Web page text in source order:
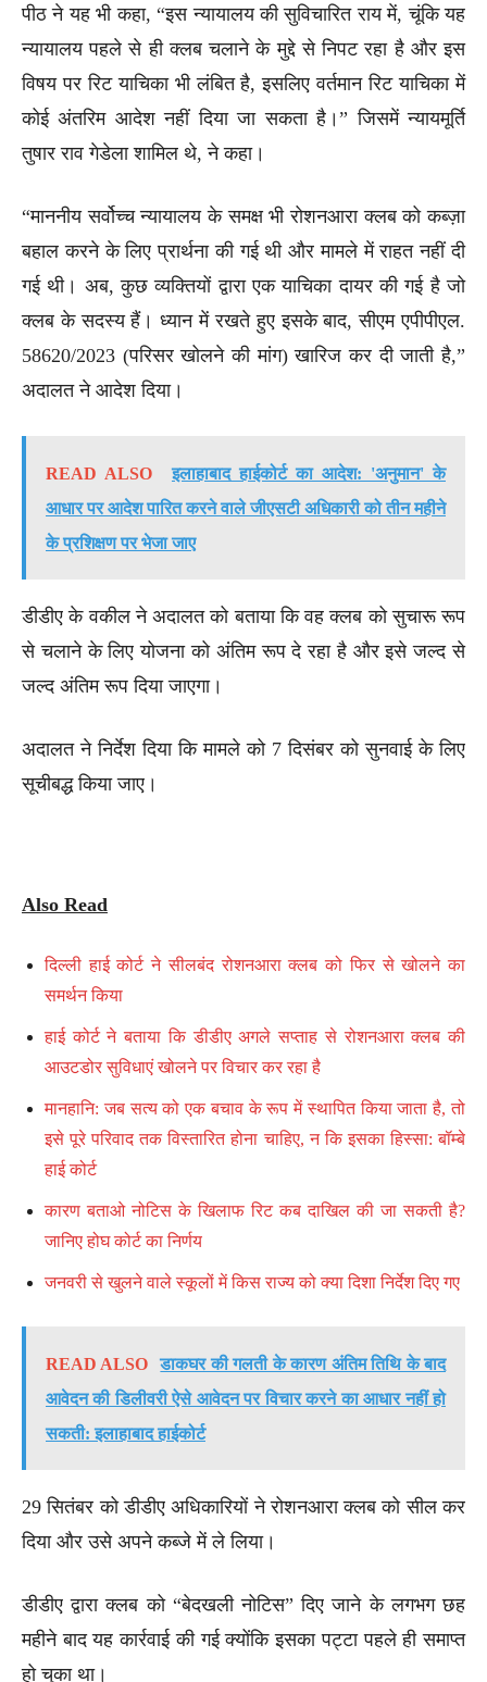
पीठ ने यह भी कहा, “इस न्यायालय की सुविचारित राय में, चूंकि यह
न्यायालय पहले से ही क्लब चलाने के मुद्दे से निपट रहा है और इस
विषय पर रिट याचिका भी लंबित है, इसलिए वर्तमान रिट याचिका में
कोई अंतरिम आदेश नहीं दिया जा सकता है।” जिसमें न्यायमूर्ति
तुषार राव गेडेला शामिल थे, ने कहा।
“माननीय सर्वोच्च न्यायालय के समक्ष भी रोशनआरा क्लब को कब्ज़ा
बहाल करने के लिए प्रार्थना की गई थी और मामले में राहत नहीं दी
गई थी। अब, कुछ व्यक्तियों द्वारा एक याचिका दायर की गई है जो
क्लब के सदस्य हैं। ध्यान में रखते हुए इसके बाद, सीएम एपीपीएल.
58620/2023 (परिसर खोलने की मांग) खारिज कर दी जाती है,”
अदालत ने आदेश दिया।
READ ALSO
इलाहाबाद हाईकोर्ट का आदेश: 'अनुमान' के
आधार पर आदेश पारित करने वाले जीएसटी अधिकारी को तीन महीने
के प्रशिक्षण पर भेजा जाए
डीडीए के वकील ने अदालत को बताया कि वह क्लब को सुचारू रूप
से चलाने के लिए योजना को अंतिम रूप दे रहा है और इसे जल्द से
जल्द अंतिम रूप दिया जाएगा।
अदालत ने निर्देश दिया कि मामले को 7 दिसंबर को सुनवाई के लिए
सूचीबद्ध किया जाए।
Also Read
दिल्ली हाई कोर्ट ने सीलबंद रोशनआरा क्लब को फिर से खोलने का
समर्थन किया
हाई कोर्ट ने बताया कि डीडीए अगले सप्ताह से रोशनआरा क्लब की
आउटडोर सुविधाएं खोलने पर विचार कर रहा है
मानहानि: जब सत्य को एक बचाव के रूप में स्थापित किया जाता है, तो
इसे पूरे परिवाद तक विस्तारित होना चाहिए, न कि इसका हिस्सा: बॉम्बे
हाई कोर्ट
कारण बताओ नोटिस के खिलाफ रिट कब दाखिल की जा सकती है?
जानिए होघ कोर्ट का निर्णय
जनवरी से खुलने वाले स्कूलों में किस राज्य को क्या दिशा निर्देश दिए गए
READ ALSO
डाकघर की गलती के कारण अंतिम तिथि के बाद
आवेदन की डिलीवरी ऐसे आवेदन पर विचार करने का आधार नहीं हो
सकती: इलाहाबाद हाईकोर्ट
29 सितंबर को डीडीए अधिकारियों ने रोशनआरा क्लब को सील कर
दिया और उसे अपने कब्जे में ले लिया।
डीडीए द्वारा क्लब को “बेदखली नोटिस” दिए जाने के लगभग छह
महीने बाद यह कार्रवाई की गई क्योंकि इसका पट्टा पहले ही समाप्त
हो चुका था।